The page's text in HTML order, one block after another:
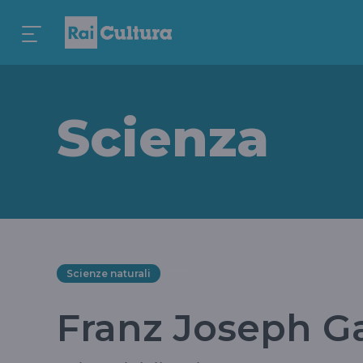
Scienza
Scienze naturali
Franz Joseph